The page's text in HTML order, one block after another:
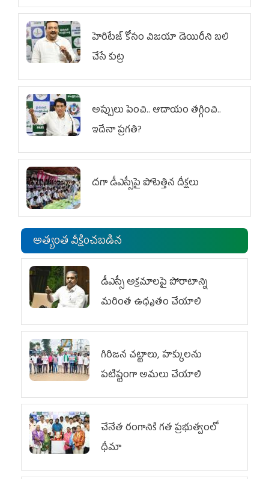
హెరిటేజ్ కోసం విజయా డెయిరీని బలి
చేసే కుట్ర‌
అప్పులు పెంచి.. ఆదాయం తగ్గించి..
ఇదేనా ప్రగతి?
దగా డీఎస్సీపై పోటెత్తిన దీక్షలు
అత్యంత వీక్షించబడిన
డీఎస్సీ అక్రమాలపై పోరాటాన్ని
మరింత ఉధృతం చేయాలి
గిరిజన చట్టాలు, హక్కులను
పటిష్టంగా అమలు చేయాలి
చేనేత రంగానికి గత ప్రభుత్వంలో
ధీమా